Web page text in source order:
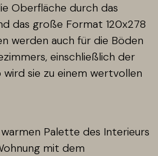
Oberfläche durch das
das große Format 120x278
werden auch für die Böden
einschließlich der
wird sie zu einem wertvollen
Palette des Interieurs
mit dem